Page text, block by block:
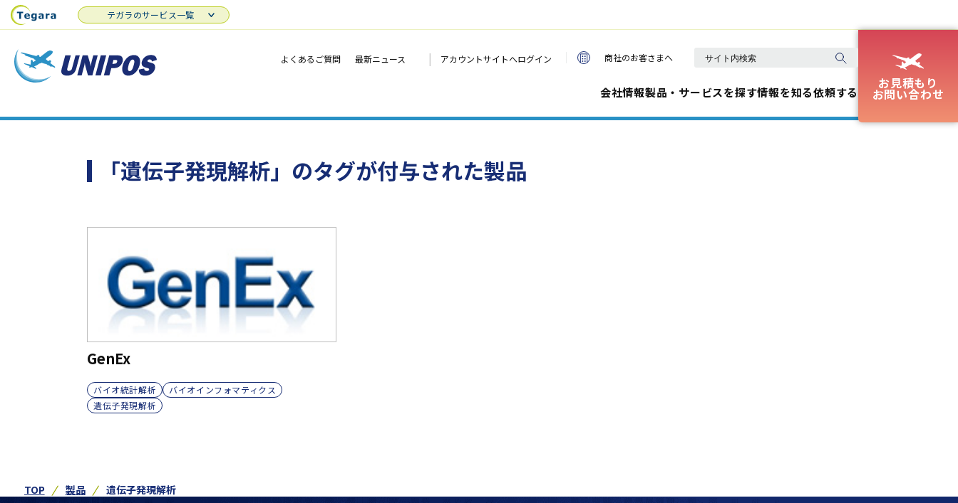
よくあるご質問 最新ニュース | アカウントサイトへログイン 商社のお客さまへ
会社情報製品・サービスを探す情報を知る依頼する
お見積もり
お問い合わせ
テガラのサービス一覧
「遺伝子発現解析」のタグが付与された製品
GenEx
バイオ統計解析
バイオインフォマティクス
遺伝子発現解析
TOP 製品 遺伝子発現解析